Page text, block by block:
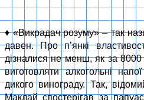
♦ «Викрадач розуму» – так
давен. Про п’янкi
дiзналися не менш, як за
виготовляти алкогольнi
дикого винограду. Так,
Маклай спостерiгав за